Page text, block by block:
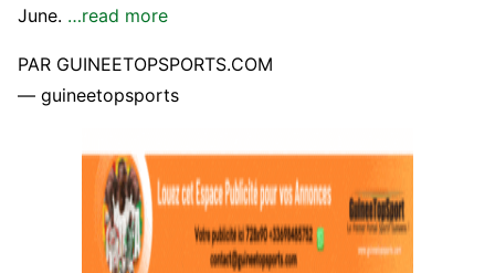
June. …read more
PAR GUINEETOPSPORTS.COM
— guineetopsports